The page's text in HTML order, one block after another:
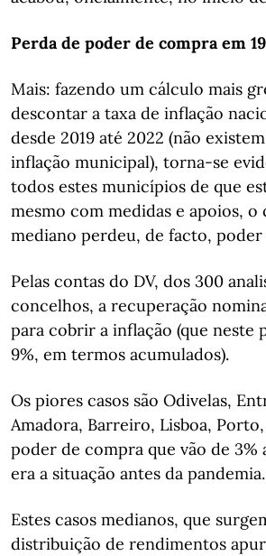
Perda de poder de compra em
Mais: fazendo um cálculo mais
descontar a taxa de inflação
desde 2019 até 2022 (não
inflação municipal), torna-se
todos estes municípios de que
mesmo com medidas e apoios,
mediano perdeu, de facto,
Pelas contas do DV, dos 300
concelhos, a recuperação
para cobrir a inflação (que neste
9%, em termos acumulados).
Os piores casos são Odivelas,
Amadora, Barreiro, Lisboa,
poder de compra que vão de 3%
era a situação antes da pandemia.
Estes casos medianos, que
distribuição de rendimentos